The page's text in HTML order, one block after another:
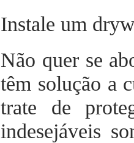
Instale um
Não quer se
têm solução a
trate de
indesejáveis